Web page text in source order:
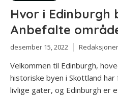
Hvor i Edinburgh
Anbefalte
desember 15, 2022
Velkommen til Edinburgh,
historiske byen i Skottland
livlige gater, og Edinburgh er